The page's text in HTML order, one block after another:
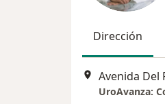
Dirección
UroAvanza: